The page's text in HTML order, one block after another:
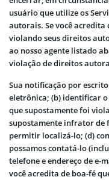
usuário que utilize os
autorais. Se você acredita
violando seus direitos
ao nosso agente listado
violação de direitos
Sua notificação por
eletrônica; (b) identificar
que supostamente foi
supostamente infrator de
permitir localizá-lo; (d)
possamos contatá-lo
telefone e endereço de e-
você acredita de boa-fé